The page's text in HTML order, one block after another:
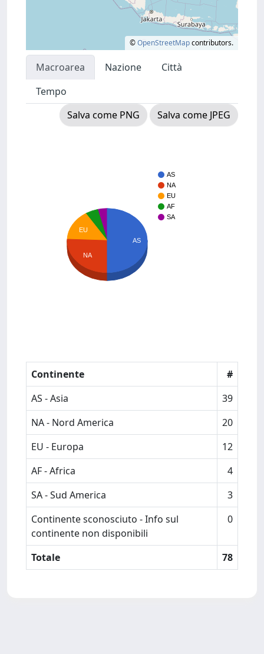
©OpenStreetMapcontributors.
Macroarea Nazione
Città
Tempo
Salva come PNG
Salva come JPEG
AS
NA
EU
AF
SA
EU
NA
AS
Continente
#
AS - Asia
39
NA - Nord America
20
EU - Europa
12
AF - Africa
4
SA - Sud America
3
Continente sconosciuto - Info sul
continente non disponibili
0
Totale 78